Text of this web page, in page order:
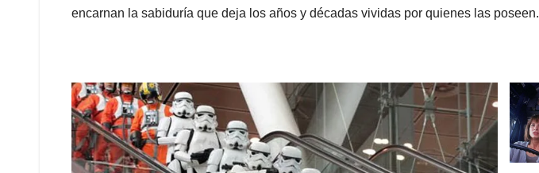
encarnan la sabiduría que deja los años y décadas vividas por quienes las poseen.